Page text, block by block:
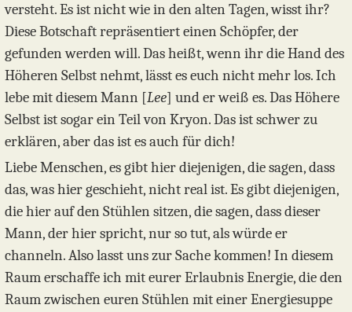
versteht. Es ist nicht wie in den alten Tagen, wisst ihr?
Diese Botschaft repräsentiert einen Schöpfer, der
gefunden werden will. Das heißt, wenn ihr die Hand des
Höheren Selbst nehmt, lässt es euch nicht mehr los. Ich
lebe mit diesem Mann [Lee] und er weiß es. Das Höhere
Selbst ist sogar ein Teil von Kryon. Das ist schwer zu
erklären, aber das ist es auch für dich!
Liebe Menschen, es gibt hier diejenigen, die sagen, dass
das, was hier geschieht, nicht real ist. Es gibt diejenigen,
die hier auf den Stühlen sitzen, die sagen, dass dieser
Mann, der hier spricht, nur so tut, als würde er
channeln. Also lasst uns zur Sache kommen! In diesem
Raum erschaffe ich mit eurer Erlaubnis Energie, die den
Raum zwischen euren Stühlen mit einer Energiesuppe